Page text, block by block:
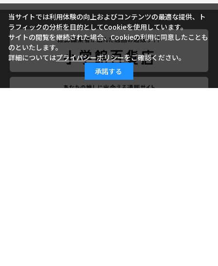
当サイトでは利用体験の向上およびコンテンツの最適な提供、ト
ラフィックの分析を目的としてCookieを使用しています。
サイトの閲覧を継続された場合、Cookieの利用に同意したことも
のといたします。
詳細についてはプライバシーポリシーをご確認ください。
承諾する